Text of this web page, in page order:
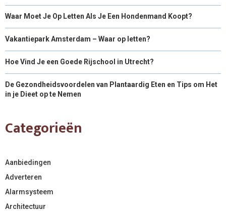
Waar Moet Je Op Letten Als Je Een Hondenmand Koopt?
Vakantiepark Amsterdam – Waar op letten?
Hoe Vind Je een Goede Rijschool in Utrecht?
De Gezondheidsvoordelen van Plantaardig Eten en Tips om Het
in je Dieet op te Nemen
Categorieën
Aanbiedingen
Adverteren
Alarmsysteem
Architectuur